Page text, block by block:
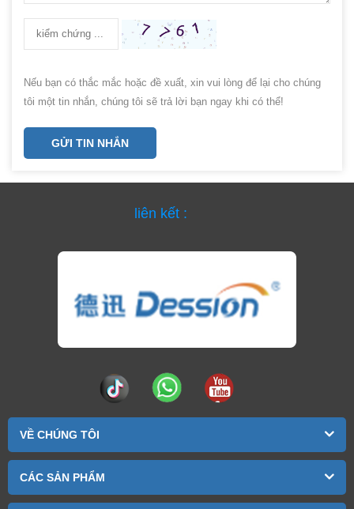
Nếu bạn có thắc mắc hoặc đề xuất, xin vui lòng để lại cho chúng
tôi một tin nhắn, chúng tôi sẽ trả lời bạn ngay khi có thể!
GỬI TIN NHẮN
liên kết :
VỀ CHÚNG TÔI
CÁC SẢN PHẨM